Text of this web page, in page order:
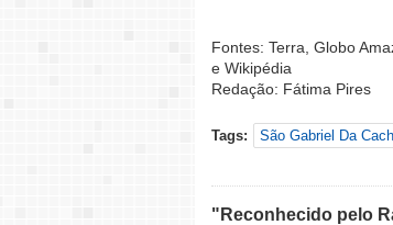
Fontes: Terra, Globo
e Wikipédia
Redação: Fátima Pires
Tags: São Gabriel Da
"Reconhecido pelo